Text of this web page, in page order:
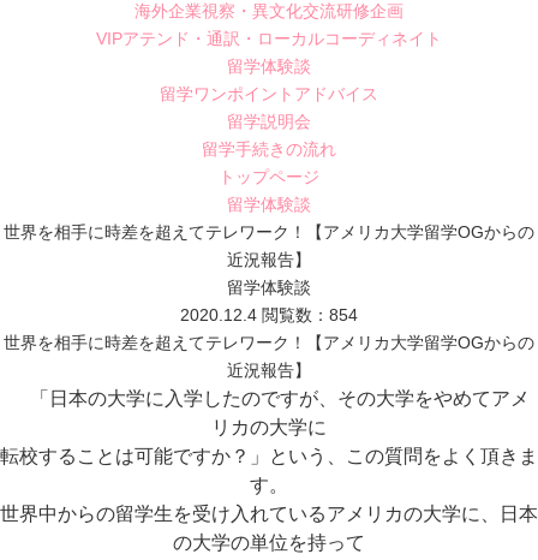
海外企業視察・異文化交流研修企画
VIPアテンド・通訳・ローカルコーディネイト
留学体験談
留学ワンポイントアドバイス
留学説明会
留学手続きの流れ
トップページ
留学体験談
世界を相手に時差を超えてテレワーク！【アメリカ大学留学OGからの
近況報告】
留学体験談
2020.12.4 閲覧数：854
世界を相手に時差を超えてテレワーク！【アメリカ大学留学OGからの
近況報告】
「日本の大学に入学したのですが、その大学をやめてアメ
リカの大学に
転校することは可能ですか？」という、
この質問をよく頂きま
す。
世界中からの留学生を受け入れているアメリカの大学に、
日本
の大学の単位を持って